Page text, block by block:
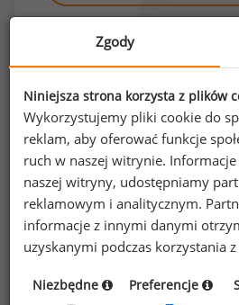
Jak uzyskać dostęp
Zgody
Niniejsza strona korzysta z plików
Wykorzystujemy pliki cookie do
reklam, aby oferować funkcje
ruch w naszej witrynie.
naszej witryny, udostępniamy
reklamowym i analitycznym.
informacje z innymi danymi
uzyskanymi podczas korzystania z
Niezbędne Preferencje